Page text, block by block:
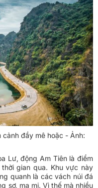
đầy mê hoặc - Ảnh:
Lư, động Am Tiên là điểm
gian qua. Khu vực này
quanh là các vách núi đá
sơ, ma mị. Vì thế mà nhiều